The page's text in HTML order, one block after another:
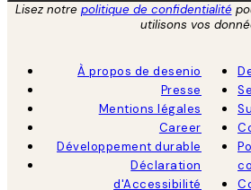
Lisez notre politique de confidentialité
utilisons vos
À propos de desenio
Presse
Mentions légales
Career
Développement durable
Déclaration
d'Accessibilité